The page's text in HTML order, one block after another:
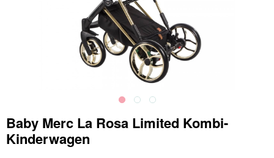
Baby Merc La Rosa Limited Kombi-
Kinderwagen